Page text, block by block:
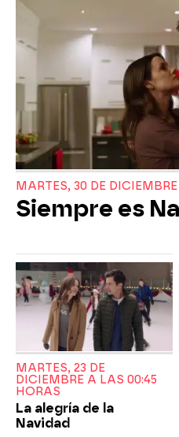
MARTES, 30 DE
Siempre es
MARTES, 23 DE
DICIEMBRE A LAS 00:45
HORAS
La alegría de la
Navidad